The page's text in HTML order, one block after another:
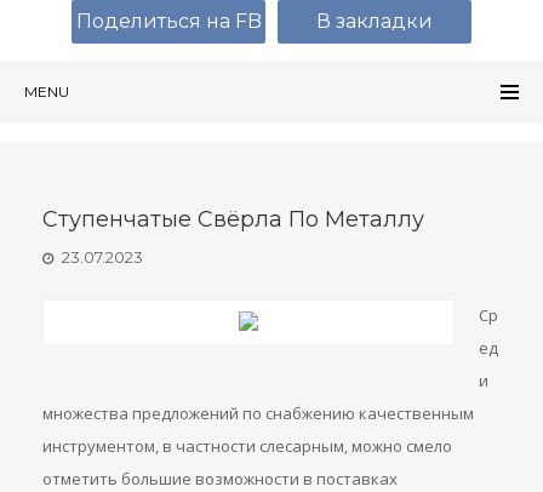
MENU
Ступенчатые Свёрла По Металлу
23.07.2023
Ср
ед
и
множества предложений по снабжению качественным
инструментом, в частности слесарным, можно смело
отметить большие возможности в поставках
Поделиться на FB В закладки